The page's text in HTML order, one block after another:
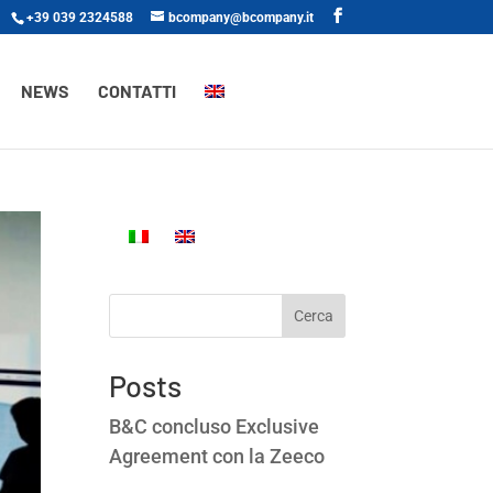
+39 039 2324588 bcompany@bcompany.it
NEWS CONTATTI
Cerca
Posts
B&C concluso Exclusive
Agreement con la Zeeco